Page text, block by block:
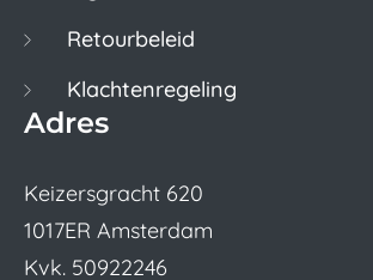
Retourbeleid
Klachtenregeling
Adres
Keizersgracht 620
1017ER Amsterdam
Kvk. 50922246